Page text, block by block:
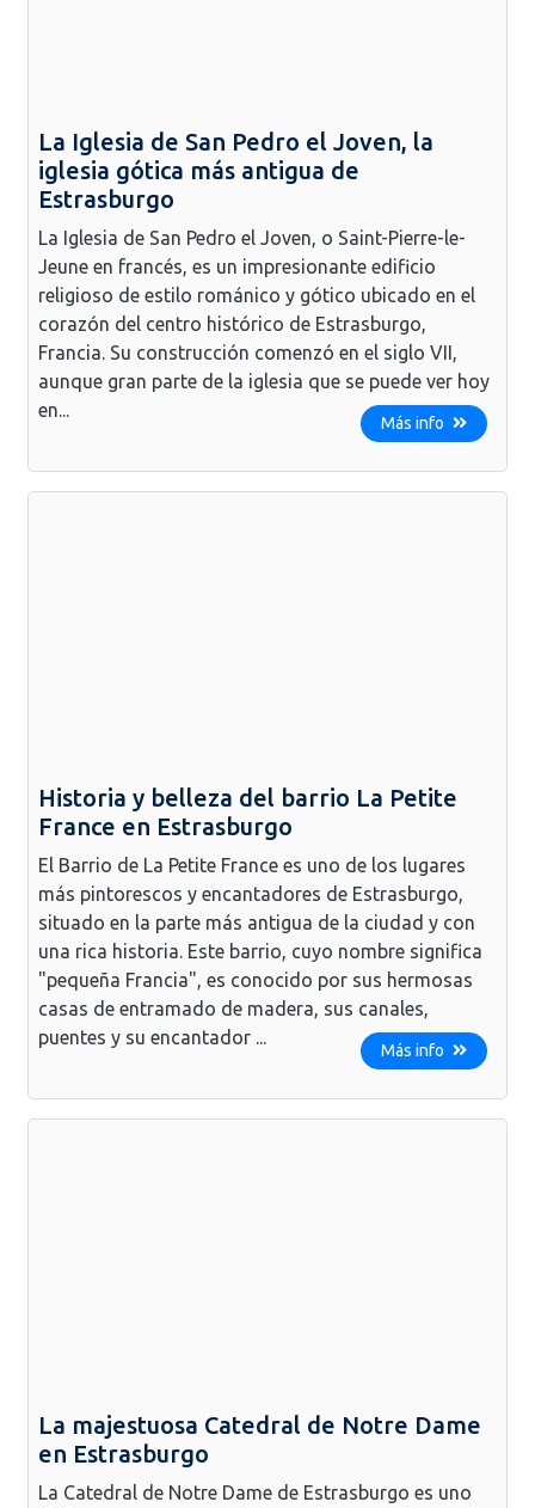
La Iglesia de San Pedro el Joven, la
iglesia gótica más antigua de
Estrasburgo
La Iglesia de San Pedro el Joven, o Saint-Pierre-le-
Jeune en francés, es un impresionante edificio
religioso de estilo románico y gótico ubicado en el
corazón del centro histórico de Estrasburgo,
Francia. Su construcción comenzó en el siglo VII,
aunque gran parte de la iglesia que se puede ver hoy
en...
Más info
Historia y belleza del barrio La Petite
France en Estrasburgo
El Barrio de La Petite France es uno de los lugares
más pintorescos y encantadores de Estrasburgo,
situado en la parte más antigua de la ciudad y con
una rica historia. Este barrio, cuyo nombre significa
"pequeña Francia", es conocido por sus hermosas
casas de entramado de madera, sus canales,
puentes y su encantador ...
Más info
La majestuosa Catedral de Notre Dame
en Estrasburgo
La Catedral de Notre Dame de Estrasburgo es uno